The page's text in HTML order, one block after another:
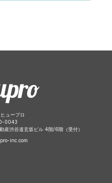
ュープロ
0043
産渋谷道玄坂ビル 4階/6階（受付）
inc.com